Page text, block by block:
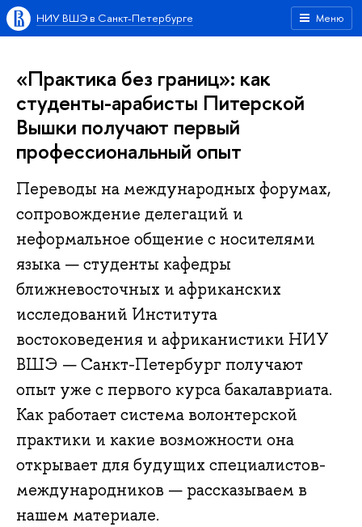
Меню
НИУ ВШЭ в Санкт-Петербурге
«Практика без границ»: как
студенты-арабисты Питерской
Вышки получают первый
профессиональный опыт
Переводы на международных форумах,
сопровождение делегаций и
неформальное общение с носителями
языка — студенты кафедры
ближневосточных и африканских
исследований Института
востоковедения и африканистики НИУ
ВШЭ — Санкт-Петербург получают
опыт уже с первого курса бакалавриата.
Как работает система волонтерской
практики и какие возможности она
открывает для будущих специалистов-
международников — рассказываем в
нашем материале.